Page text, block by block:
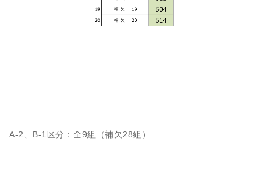
A-2、B-1区分：全9組（補欠28組）